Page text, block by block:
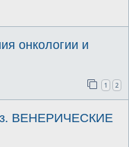
онкологии и
1 2
ВЕНЕРИЧЕСКИЕ